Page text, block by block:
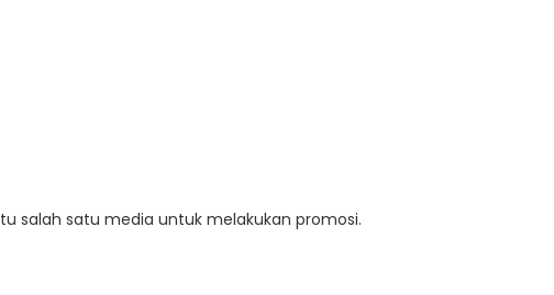
salah satu media untuk melakukan promosi.